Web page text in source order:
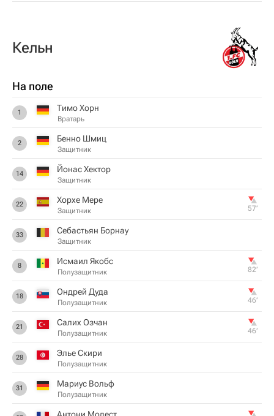
Кельн
На поле
1 Тимо Хорн
Вратарь
2 Бенно Шмиц
Защитник
14 Йонас Хектор
Защитник
22 Хорхе Мере
Защитник 57‎’‎
33 Себастьян Борнау
Защитник
8 Исмаил Якобс
Полузащитник 82‎’‎
18 Ондрей Дуда
Полузащитник 46‎’‎
21 Салих Озчан
Полузащитник 46‎’‎
28 Элье Скири
Полузащитник
31 Мариус Вольф
Полузащитник
Антони Модест